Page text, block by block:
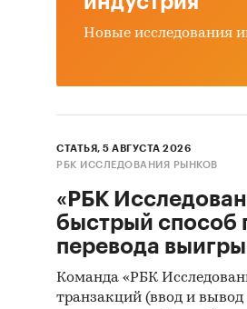
Новые исследования
СТАТЬЯ, 5 АВГУСТА 2026
РБК ИССЛЕДОВАНИЯ РЫНКОВ
«РБК
быстрый способ
перевода
Команда «РБК
транзакций (ввод и